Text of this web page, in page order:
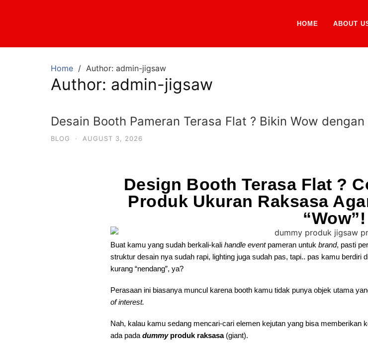
HOME ABOUT
Home Author: admin-jigsaw
Author: admin-jigsaw
Desain Booth Pameran Terasa Flat ? Bikin Wow
BLOG · AUGUST 3, 2026
Design Booth Terasa Flat ?
Produk Ukuran Raksasa
“Wow”!
Buat kamu yang sudah berkali-kali handle event pameran untuk brand, pasti
struktur desain nya sudah rapi, lighting juga sudah pas, tapi.. pas kamu berdiri
kurang “nendang”, ya?
Perasaan ini biasanya muncul karena booth kamu tidak punya objek utama
of interest.
Nah, kalau kamu sedang mencari-cari elemen kejutan yang bisa memberikan
ada pada dummyproduk raksasa(giant).